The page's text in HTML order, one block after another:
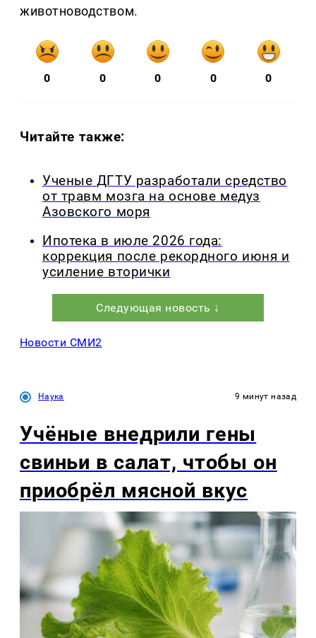
животноводством.
0 0 0 0 0
Читайте также:
Ученые ДГТУ разработали средство
от травм мозга на основе медуз
Азовского моря
Ипотека в июле 2026 года:
коррекция после рекордного июня и
усиление вторички
Следующая новость ↓
Новости СМИ2
Наука 9 минут назад
Учёные внедрили гены
свиньи в салат, чтобы он
приобрёл мясной вкус